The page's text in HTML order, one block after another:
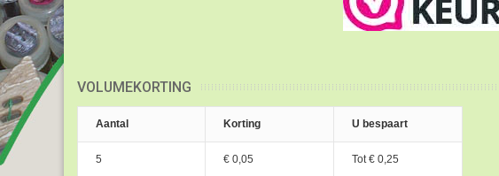
VOLUMEKORTING
Aantal Korting U bespaart
5 € 0,05 Tot€ 0,25